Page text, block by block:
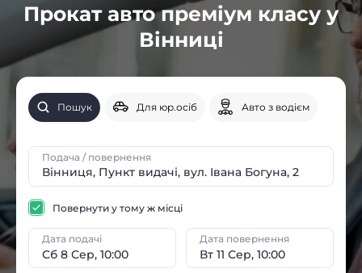
Прокат авто преміум класу у
Вінниці
Пошук Для юр.осіб Авто з водієм
Подача / повернення
Сб 8 Сер, 10:00
Дата подачі
Вт 11 Сер, 10:00
Дата повернення
Повернути у тому ж місці